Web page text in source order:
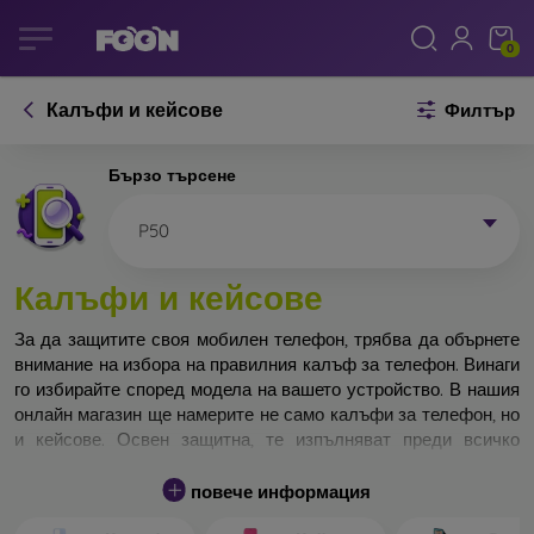
0
Калъфи и кейсове Филтър
Бързо търсене
P50
Калъфи и кейсове
За да защитите своя мобилен телефон, трябва да обърнете
внимание на избора на правилния калъф за телефон. Винаги
го избирайте според модела на вашето устройство. В нашия
онлайн магазин ще намерите не само калъфи за телефон, но
и кейсове. Освен защитна, те изпълняват преди всичко
Кейса за телефон може да бъде наречен и заден капак. Той е
повече информация